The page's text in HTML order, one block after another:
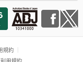
規約